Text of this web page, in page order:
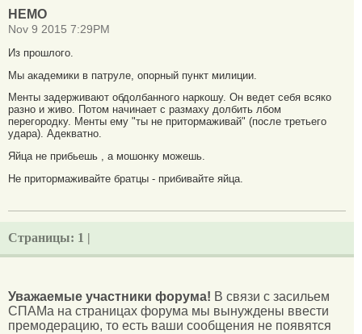
НЕМО
Nov 9 2015 7:29PM
Из прошлого.
Мы академики в патруле, опорный пункт милиции.
Менты задерживают обдолбанного наркошу. Он ведет себя всяко
разно и живо. Потом начинает с размаху долбить лбом
перегородку. Менты ему "ты не притормаживай" (после третьего
удара). Адекватно.
Яйца не прибьешь , а мошонку можешь.
Не притормаживайте братцы - прибивайте яйца.
Страницы: 1 |
Уважаемые участники форума! В связи с засильем
СПАМа на страницах форума мы вынуждены ввести
премодерацию, то есть ваши сообщения не появятся